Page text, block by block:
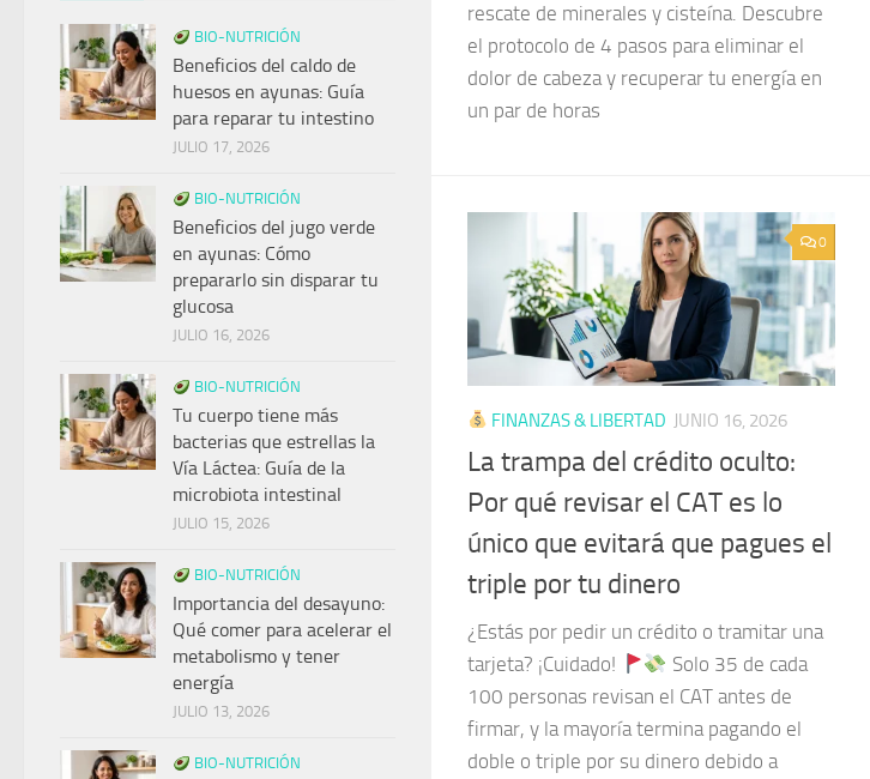
rescate de minerales y cisteína. Descubre
el protocolo de 4 pasos para eliminar el
dolor de cabeza y recuperar tu energía en
un par de horas
0
FINANZAS & LIBERTAD JUNIO 16, 2026
La trampa del crédito oculto:
Por qué revisar el CAT es lo
único que evitará que pagues el
triple por tu dinero
¿Estás por pedir un crédito o tramitar una
tarjeta? ¡Cuidado!
Solo 35 de cada
100 personas revisan el CAT antes de
firmar, y la mayoría termina pagando el
doble o triple por su dinero debido a
BIO-NUTRICIÓN
Beneficios del caldo de
huesos en ayunas: Guía
para reparar tu intestino
JULIO 17, 2026
BIO-NUTRICIÓN
Beneficios del jugo verde
en ayunas: Cómo
prepararlo sin disparar tu
glucosa
JULIO 16, 2026
BIO-NUTRICIÓN
Tu cuerpo tiene más
bacterias que estrellas la
Vía Láctea: Guía de la
microbiota intestinal
JULIO 15, 2026
BIO-NUTRICIÓN
Importancia del desayuno:
Qué comer para acelerar el
metabolismo y tener
energía
JULIO 13, 2026
BIO-NUTRICIÓN